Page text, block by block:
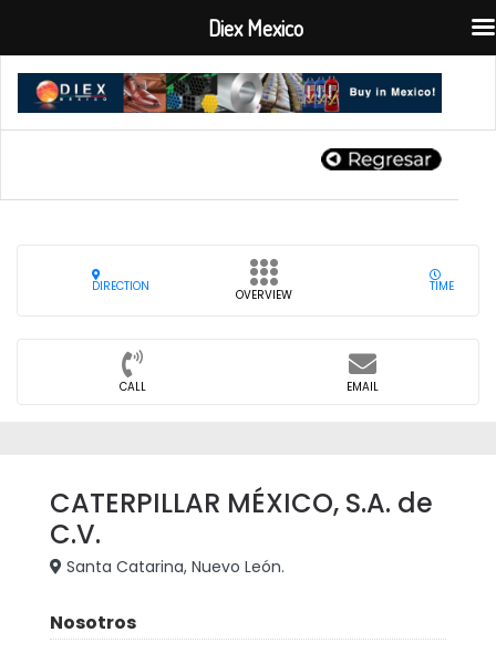
DIRECTION
OVERVIEW
TIME
CALL EMAIL
CATERPILLAR MÉXICO, S.A. de
C.V.
Santa Catarina, Nuevo León.
Nosotros
Diex Mexico